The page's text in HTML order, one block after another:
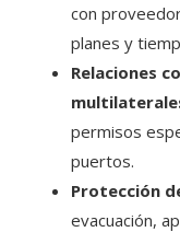
con
planes y
Relaciones
permisos
puertos.
Protección
evacuación,